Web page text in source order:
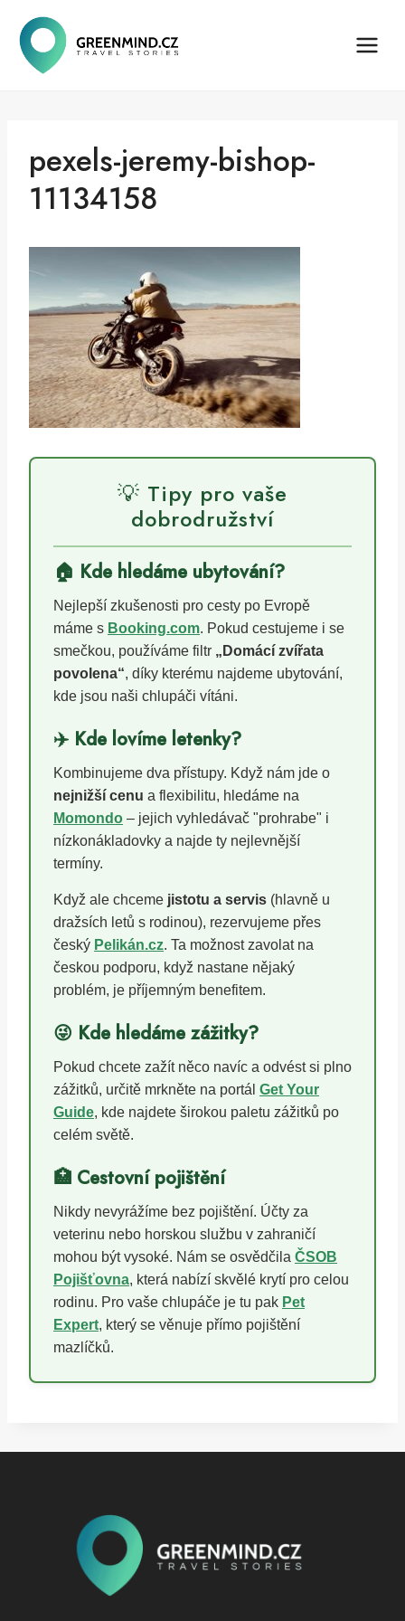
obsah
pexels-jeremy-bishop-
11134158
💡 Tipy pro vaše
dobrodružství
🏠 Kde hledáme ubytování?
Nejlepší zkušenosti pro cesty po Evropě
máme s Booking.com. Pokud cestujeme i se
smečkou, používáme filtr „Domácí zvířata
povolena“, díky kterému najdeme ubytování,
kde jsou naši chlupáči vítáni.
✈️ Kde lovíme letenky?
Kombinujeme dva přístupy. Když nám jde o
nejnižší cenu a flexibilitu, hledáme na
Momondo – jejich vyhledávač "prohrabe" i
nízkonákladovky a najde ty nejlevnější
termíny.
Když ale chceme jistotu a servis (hlavně u
dražsích letů s rodinou), rezervujeme přes
český Pelikán.cz. Ta možnost zavolat na
českou podporu, když nastane nějaký
problém, je příjemným benefitem.
😜 Kde hledáme zážitky?
Pokud chcete zažít něco navíc a odvést si plno
zážitků, určitě mrkněte na portál Get Your
Guide, kde najdete širokou paletu zážitků po
celém světě.
🏥 Cestovní pojištění
Nikdy nevyrážíme bez pojištění. Účty za
veterinu nebo horskou službu v zahraničí
mohou být vysoké. Nám se osvědčila ČSOB
Pojišťovna, která nabízí skvělé krytí pro celou
rodinu. Pro vaše chlupáče je tu pak Pet
Expert, který se věnuje přímo pojištění
mazlíčků.